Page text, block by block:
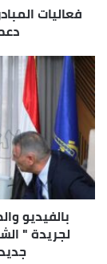
فعاليات
بالفيديو
لجريدة "